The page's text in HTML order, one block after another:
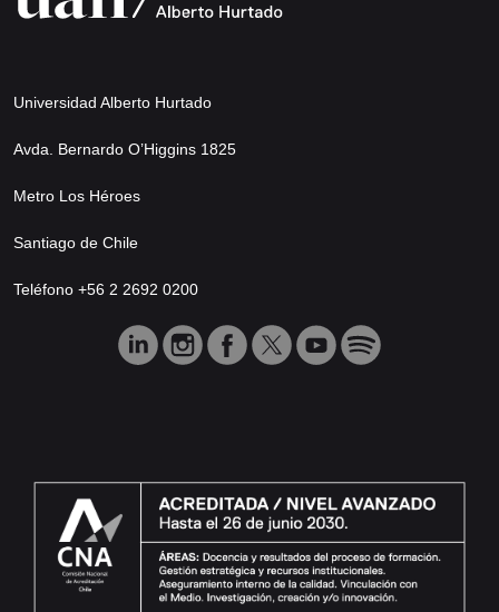
Universidad Alberto Hurtado
Avda. Bernardo O’Higgins 1825
Metro Los Héroes
Santiago de Chile
Teléfono +56 2 2692 0200